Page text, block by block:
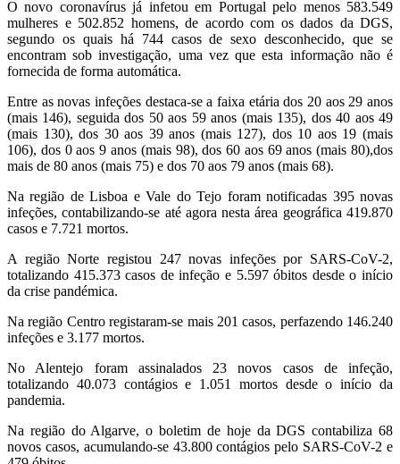
O novo coronavírus já infetou em Portugal pelo menos 583.549
mulheres e 502.852 homens, de acordo com os dados da DGS,
segundo os quais há 744 casos de sexo desconhecido, que se
encontram sob investigação, uma vez que esta informação não é
fornecida de forma automática.
Entre as novas infeções destaca-se a faixa etária dos 20 aos 29 anos
(mais 146), seguida dos 50 aos 59 anos (mais 135), dos 40 aos 49
(mais 130), dos 30 aos 39 anos (mais 127), dos 10 aos 19 (mais
106), dos 0 aos 9 anos (mais 98), dos 60 aos 69 anos (mais 80),dos
mais de 80 anos (mais 75) e dos 70 aos 79 anos (mais 68).
Na região de Lisboa e Vale do Tejo foram notificadas 395 novas
infeções, contabilizando-se até agora nesta área geográfica 419.870
casos e 7.721 mortos.
A região Norte registou 247 novas infeções por SARS-CoV-2,
totalizando 415.373 casos de infeção e 5.597 óbitos desde o início
da crise pandémica.
Na região Centro registaram-se mais 201 casos, perfazendo 146.240
infeções e 3.177 mortos.
No Alentejo foram assinalados 23 novos casos de infeção,
totalizando 40.073 contágios e 1.051 mortos desde o início da
pandemia.
Na região do Algarve, o boletim de hoje da DGS contabiliza 68
novos casos, acumulando-se 43.800 contágios pelo SARS-CoV-2 e